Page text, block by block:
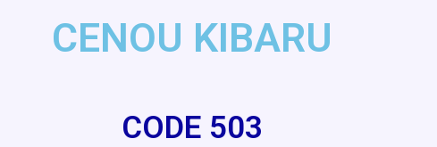
CENOU KIBARU
CODE 503